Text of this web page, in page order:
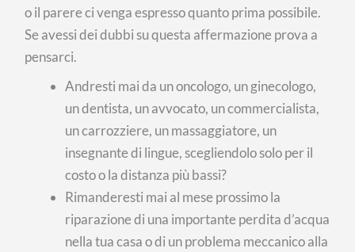
o il parere ci venga espresso quanto prima possibile.
Se avessi dei dubbi su questa affermazione prova a
pensarci.
Andresti mai da un oncologo, un ginecologo,
un dentista, un avvocato, un commercialista,
un carrozziere, un massaggiatore, un
insegnante di lingue, scegliendolo solo per il
costo o la distanza più bassi?
Rimanderesti mai al mese prossimo la
riparazione di una importante perdita d’acqua
nella tua casa o di un problema meccanico alla